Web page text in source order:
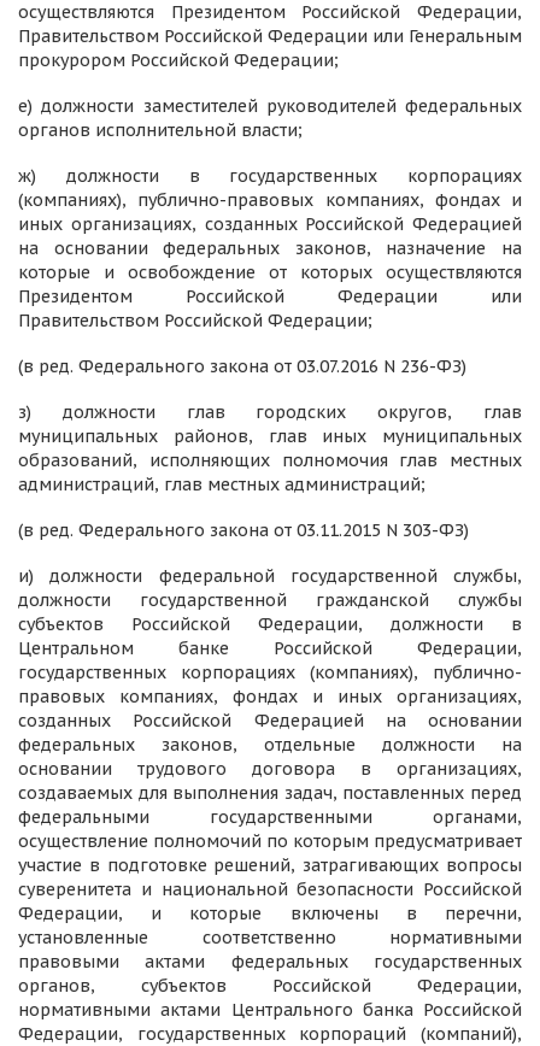
осуществляются Президентом Российской Федерации,
Правительством Российской Федерации или Генеральным
прокурором Российской Федерации;
е) должности заместителей руководителей федеральных
органов исполнительной власти;
ж) должности в государственных корпорациях
(компаниях), публично-правовых компаниях, фондах и
иных организациях, созданных Российской Федерацией
на основании федеральных законов, назначение на
которые и освобождение от которых осуществляются
Президентом Российской Федерации или
Правительством Российской Федерации;
(в ред. Федерального закона от 03.07.2016 N 236-ФЗ)
з) должности глав городских округов, глав
муниципальных районов, глав иных муниципальных
образований, исполняющих полномочия глав местных
администраций, глав местных администраций;
(в ред. Федерального закона от 03.11.2015 N 303-ФЗ)
и) должности федеральной государственной службы,
должности государственной гражданской службы
субъектов Российской Федерации, должности в
Центральном банке Российской Федерации,
государственных корпорациях (компаниях), публично-
правовых компаниях, фондах и иных организациях,
созданных Российской Федерацией на основании
федеральных законов, отдельные должности на
основании трудового договора в организациях,
создаваемых для выполнения задач, поставленных перед
федеральными государственными органами,
осуществление полномочий по которым предусматривает
участие в подготовке решений, затрагивающих вопросы
суверенитета и национальной безопасности Российской
Федерации, и которые включены в перечни,
установленные соответственно нормативными
правовыми актами федеральных государственных
органов, субъектов Российской Федерации,
нормативными актами Центрального банка Российской
Федерации, государственных корпораций (компаний),